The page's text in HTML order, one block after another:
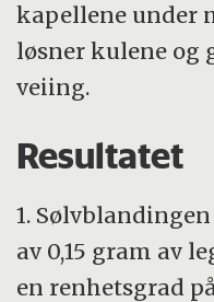
kapellene under
løsner kulene og
veiing.
Resultatet
1.
av 0,15 gram av
en renhetsgrad